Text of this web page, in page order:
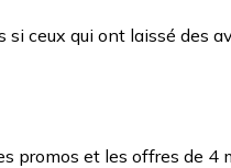
ceux qui ont laissé des
promos et les offres de 4